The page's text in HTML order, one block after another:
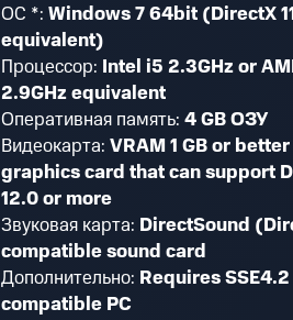
ОС *: Windows 7 64bit (DirectX
equivalent)
Процессор: Intel i5 2.3GHz or
2.9GHz equivalent
Оперативная память: 4 GB ОЗУ
Видеокарта: VRAM 1 GB or better
graphics card that can support
12.0 or more
Звуковая карта: DirectSound
compatible sound card
Дополнительно: Requires SSE4.2
compatible PC